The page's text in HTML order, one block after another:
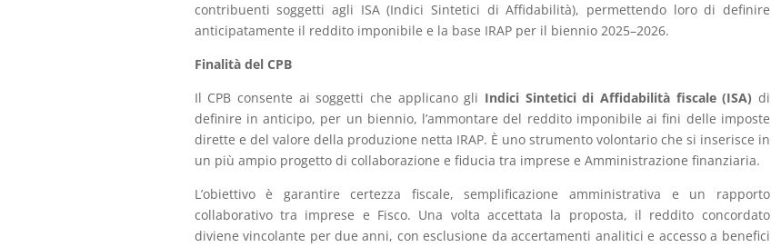
contribuenti soggetti agli ISA (Indici Sintetici di Affidabilità), permettendo loro di definire
anticipatamente il reddito imponibile e la base IRAP per il biennio 2025–2026.
Finalità del CPB
Il CPB consente ai soggetti che applicano gli Indici Sintetici di Affidabilità fiscale (ISA) di
definire in anticipo, per un biennio, l’ammontare del reddito imponibile ai fini delle imposte
dirette e del valore della produzione netta IRAP. È uno strumento volontario che si inserisce in
un più ampio progetto di collaborazione e fiducia tra imprese e Amministrazione finanziaria.
L’obiettivo è garantire certezza fiscale, semplificazione amministrativa e un rapporto
collaborativo tra imprese e Fisco. Una volta accettata la proposta, il reddito concordato
diviene vincolante per due anni, con esclusione da accertamenti analitici e accesso a benefici